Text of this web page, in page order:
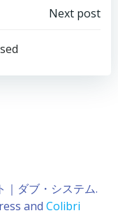
Next post
ダブ・システム.
and Colibri